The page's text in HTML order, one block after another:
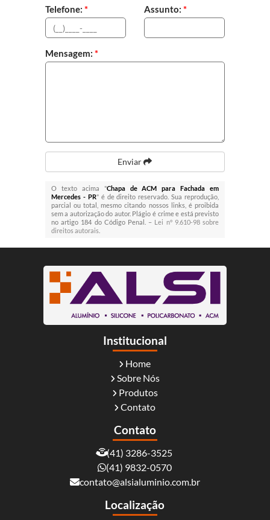
Telefone: * Assunto: *
Mensagem: *
Enviar
O texto acima "Chapa de ACM para Fachada em
Mercedes - PR" é de direito reservado. Sua reprodução,
parcial ou total, mesmo citando nossos links, é proibida
sem a autorização do autor. Plágio é crime e está previsto
no artigo 184 do Código Penal. – Lei n° 9.610-98 sobre
direitos autorais.
Institucional
Home
Sobre Nós
Produtos
Contato
Contato
(41) 3286-3525
(41) 9832-0570
contato@alsialuminio.com.br
Localização